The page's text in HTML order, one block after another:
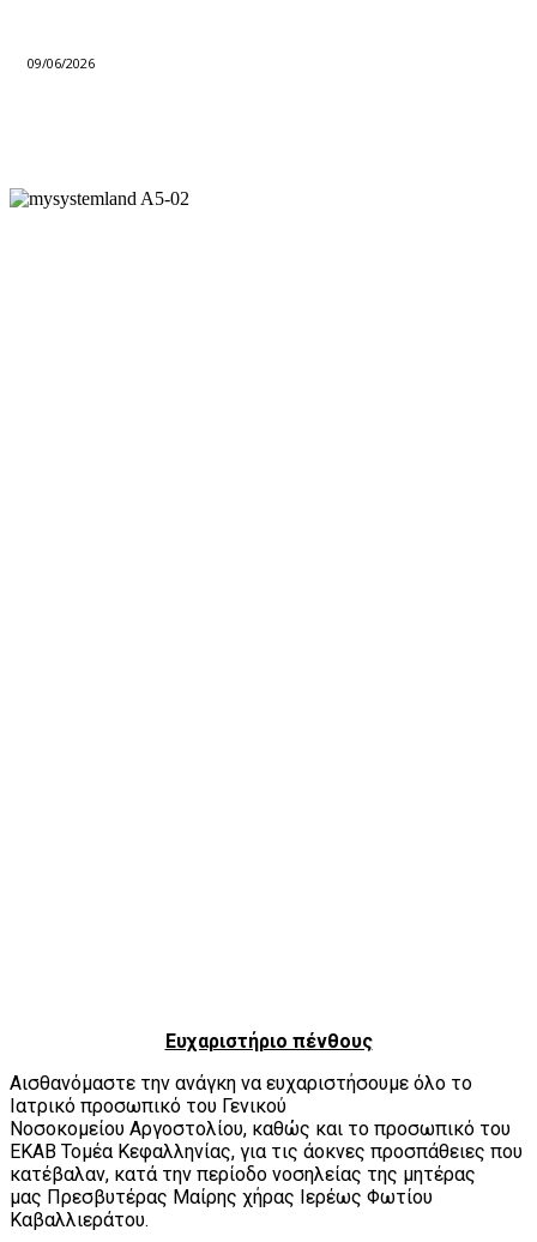
09/06/2026
Ευχαριστήριο πένθους
Αισθανόμαστε την ανάγκη να ευχαριστήσουμε όλο το
Ιατρικό προσωπικό του Γενικού
Νοσοκομείου Αργοστολίου, καθώς και το προσωπικό του
ΕΚΑΒ Τομέα Κεφαλληνίας, για τις άοκνες προσπάθειες που
κατέβαλαν, κατά την περίοδο νοσηλείας της μητέρας
μας Πρεσβυτέρας Μαίρης χήρας Ιερέως Φωτίου
Καβαλλιεράτου.